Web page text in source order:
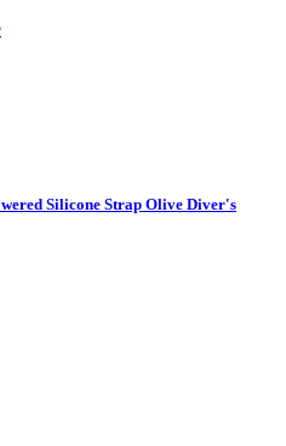
Silicone Strap Olive Diver's